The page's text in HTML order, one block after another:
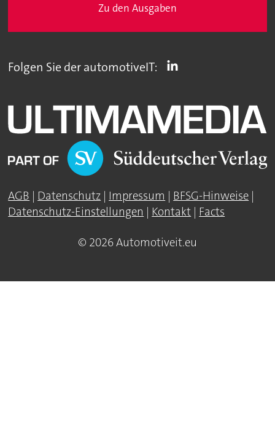
Zu den Ausgaben
Folgen Sie der automotiveIT:
AGB | Datenschutz | Impressum | BFSG-Hinweise |
Datenschutz-Einstellungen | Kontakt | Facts
© 2026 Automotiveit.eu